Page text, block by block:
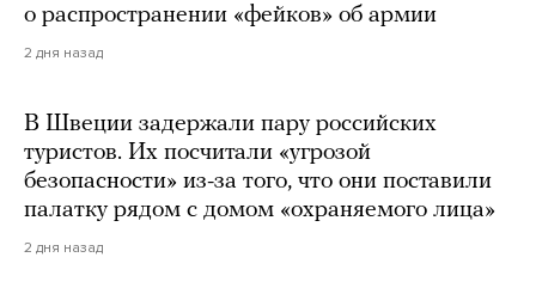
о распространении «фейков» об армии
2 дня назад
В Швеции задержали пару российских
туристов. Их посчитали «угрозой
безопасности» из-за того, что они поставили
палатку рядом с домом «охраняемого лица»
2 дня назад